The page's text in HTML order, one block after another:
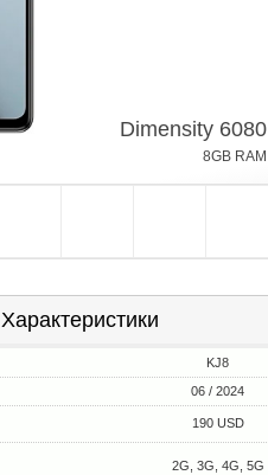
Dimensity 6080
8GB RAM
Характеристики
KJ8
06 / 2024
190 USD
2G, 3G, 4G, 5G